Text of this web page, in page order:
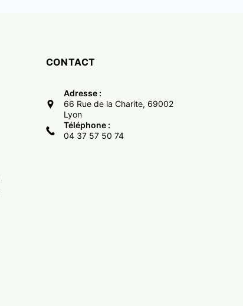
CONTACT
Adresse :
66 Rue de la Charite, 69002
Lyon
Téléphone :
04 37 57 50 74